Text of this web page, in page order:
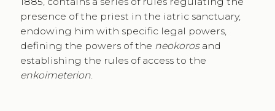
presence of the priest in the iatric sanctuary,
endowing him with specific legal powers,
defining the powers of the neokorosand
establishing the rules of access to the
enkoimeterion.